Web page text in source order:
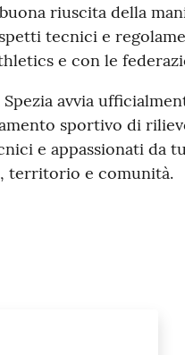
riuscita della
tecnici e
e con le
avvia
sportivo di
e appassionati da
territorio e comunità.